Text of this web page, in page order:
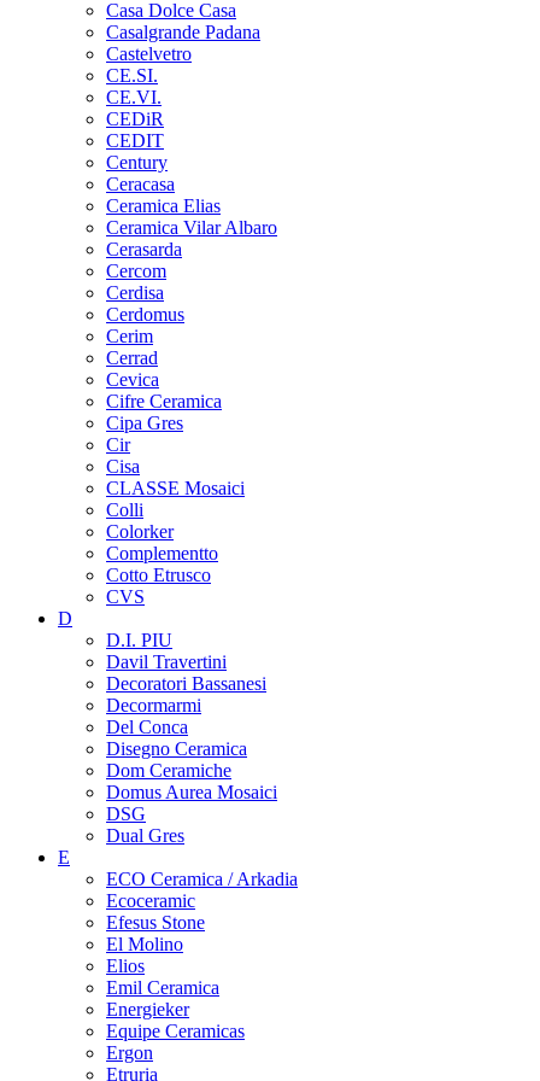
Casa Dolce Casa
Casalgrande Padana
Castelvetro
CE.SI.
CE.VI.
CEDiR
CEDIT
Century
Ceracasa
Ceramica Elias
Ceramica Vilar Albaro
Cerasarda
Cercom
Cerdisa
Cerdomus
Cerim
Cerrad
Cevica
Cifre Ceramica
Cipa Gres
Cir
Cisa
CLASSE Mosaici
Colli
Colorker
Complementto
Cotto Etrusco
CVS
D
D.I. PIU
Davil Travertini
Decoratori Bassanesi
Decormarmi
Del Conca
Disegno Ceramica
Dom Ceramiche
Domus Aurea Mosaici
DSG
Dual Gres
E
ECO Ceramica / Arkadia
Ecoceramic
Efesus Stone
El Molino
Elios
Emil Ceramica
Energieker
Equipe Ceramicas
Ergon
Etruria